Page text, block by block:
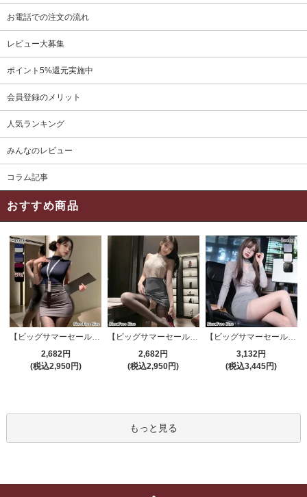
お電話での注文の流れ
レビュー大募集
ポイント5%還元実施中
会員登録のメリット
人気ランキング
みんなのレビュー
コラム記事
おすすめ商品
【ビッグサマーセール対象品】セクシーコスプレ(SEXYCOSPLAY) 4421
2,682円
(税込2,950円)
【ビッグサマーセール対象品】セクシーコスプレ(SEXYCOSPLAY) 4191
2,682円
(税込2,950円)
【ビッグサマーセール対象品】セクシーコスプレ(SEXYCOSPLAY) 4173
3,132円
(税込3,445円)
もっと見る